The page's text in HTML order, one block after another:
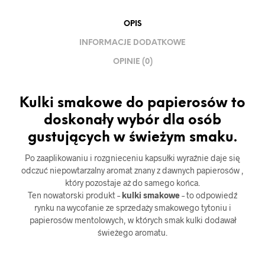
OPIS
INFORMACJE DODATKOWE
OPINIE (0)
Kulki smakowe do papierosów to
doskonały wybór dla osób
gustujących w świeżym smaku.
Po zaaplikowaniu i rozgnieceniu kapsułki wyraźnie daje się
odczuć niepowtarzalny aromat znany z dawnych papierosów ,
który pozostaje aż do samego końca.
Ten nowatorski produkt – kulki smakowe– to odpowiedź
rynku na wycofanie ze sprzedaży smakowego tytoniu i
papierosów mentolowych, w których smak kulki dodawał
świeżego aromatu.